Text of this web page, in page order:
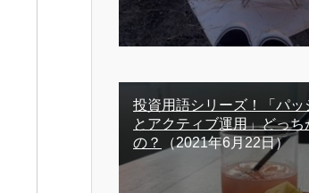
投資用語シリーズ！「パッ
とアクティブ運用」どっち
の？
（2021年6月22日）